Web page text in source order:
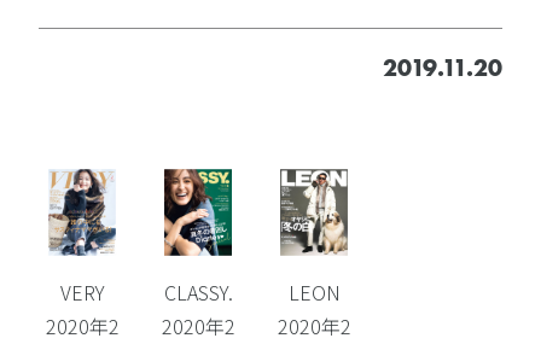
2019.11.20
VERY
2020年2
CLASSY.
2020年2
LEON
2020年2